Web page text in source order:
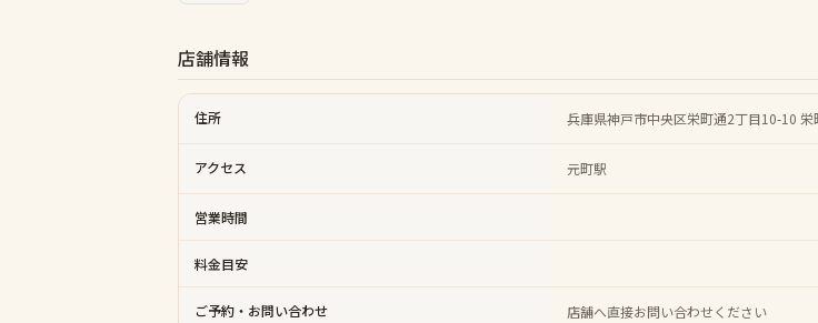
店舗情報
住所 兵庫県神戸市中央区栄町通2丁目10-10
アクセス 元町駅
営業時間
料金目安
ご予約・お問い合わせ 店舗へ直接お問い合わせください